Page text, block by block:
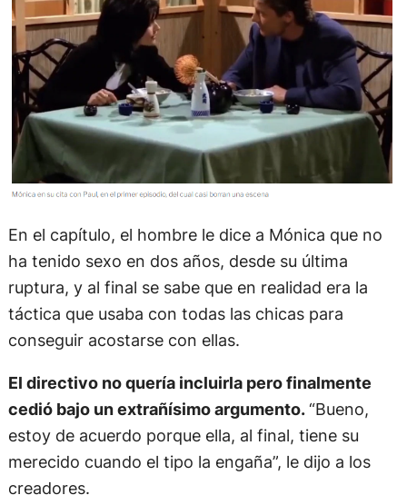
En el capítulo, el hombre le dice a Mónica que no
ha tenido sexo en dos años, desde su última
ruptura, y al final se sabe que en realidad era la
táctica que usaba con todas las chicas para
El directivo no quería incluirla pero finalmente
cedió bajo un extrañísimo argumento.“Bueno,
estoy de acuerdo porque ella, al final, tiene su
merecido cuando el tipo la engaña”, le dijo a los